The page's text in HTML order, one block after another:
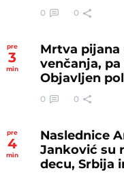
0 0
pre
3
min
Mrtva pijana
venčanja,
Objavljen
0 0
pre
4
min
Naslednice
Janković su
decu, Srbija